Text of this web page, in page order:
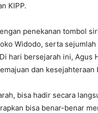
KIPP.
penekanan tombol
Widodo, serta
hari bersejarah ini, Agus
dan kesejahteraan
bisa hadir secara
bisa benar-benar